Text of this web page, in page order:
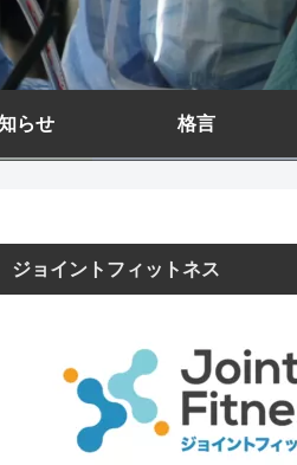
らせ 格言
ジョイントフィットネス